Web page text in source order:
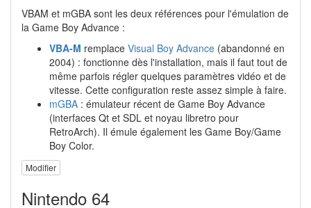
VBAM et mGBA sont les deux références pour l'émulation de
la Game Boy Advance :
VBA-M remplace Visual Boy Advance (abandonné en
2004) : fonctionne dès l'installation, mais il faut tout de
même parfois régler quelques paramètres vidéo et de
vitesse. Cette configuration reste assez simple à faire.
mGBA : émulateur récent de Game Boy Advance
(interfaces Qt et SDL et noyau libretro pour
RetroArch). Il émule également les Game Boy/Game
Boy Color.
Modifier
Nintendo 64